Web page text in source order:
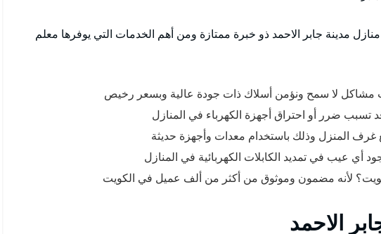
مدينة جابر الاحمد ذو خبرة ممتازة ومن أهم الخدمات التي يوفرها معلم
مشاكل لا سمح ونؤمن أسلاك ذات جودة عالية وبسعر رخيص
ضرر أو احتراق أجهزة الكهرباء في المنازل
غرف المنزل وذلك باستخدام معدات وأجهزة حديثة
أي عيب في تمديد الكابلات الكهربائية في المنازل
لأنه مضمون وموثوق من أكثر من ألف عميل في الكويت
الاحمد